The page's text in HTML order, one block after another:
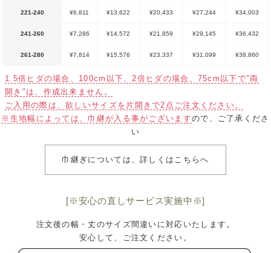
221-240 ¥6,811 ¥13,622 ¥20,433 ¥27,244 ¥34,003
241-260 ¥7,286 ¥14,572 ¥21,859 ¥29,145 ¥36,432
261-280 ¥7,814 ¥15,576 ¥23,337 ¥31,099 ¥38,860
1.5倍ヒダの場合、100cm以下、2倍ヒダの場合、75cm以下で"両
開き"は、作成出来ません。
ご入用の際は、欲しいサイズを片開きで2点ご注文ください。
※生地幅によっては、巾継が入る事がございますので、ご了承くださ
い
巾継ぎについては、詳しくはこちらへ
[※安心の直しサービス実施中※]
注文後の幅・丈のサイズ間違いに対応いたします。
安心して、ご注文ください。